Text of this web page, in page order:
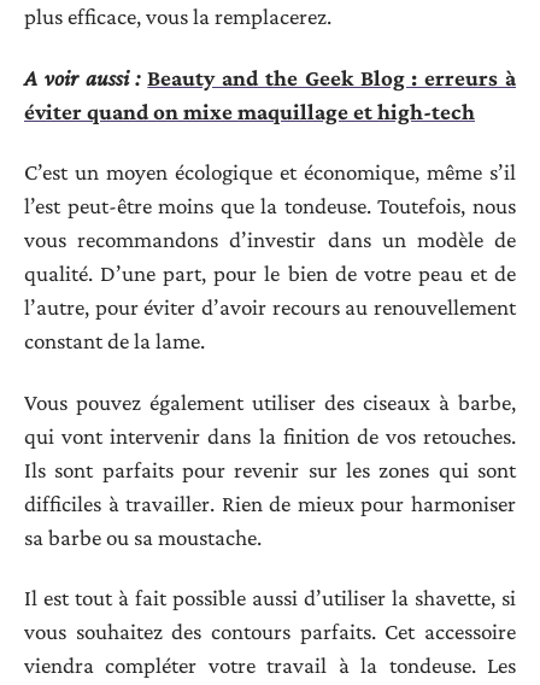
plus efficace, vous la remplacerez.
A voir aussi : Beauty and the Geek Blog : erreurs à
éviter quand on mixe maquillage et high-tech
C’est un moyen écologique et économique, même s’il
l’est peut-être moins que la tondeuse. Toutefois, nous
vous recommandons d’investir dans un modèle de
qualité. D’une part, pour le bien de votre peau et de
l’autre, pour éviter d’avoir recours au renouvellement
constant de la lame.
Vous pouvez également utiliser des ciseaux à barbe,
qui vont intervenir dans la finition de vos retouches.
Ils sont parfaits pour revenir sur les zones qui sont
difficiles à travailler. Rien de mieux pour harmoniser
sa barbe ou sa moustache.
Il est tout à fait possible aussi d’utiliser la shavette, si
vous souhaitez des contours parfaits. Cet accessoire
viendra compléter votre travail à la tondeuse. Les